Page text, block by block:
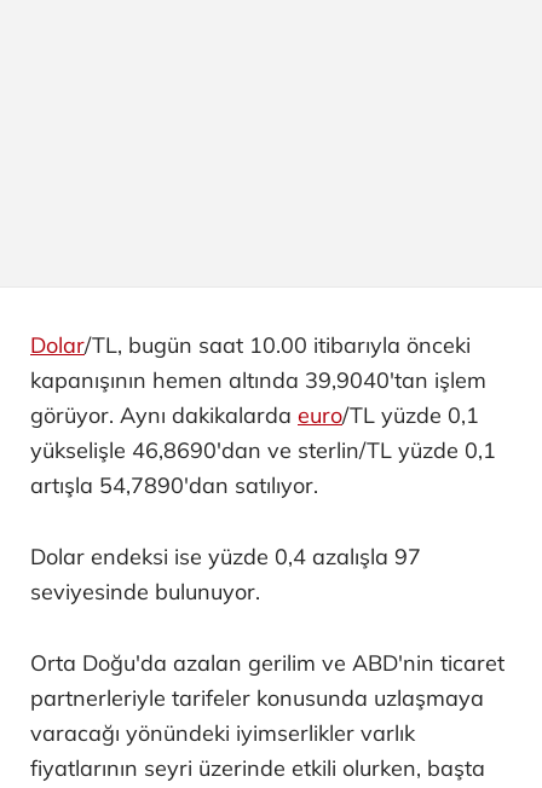
Dolar/TL, bugün saat 10.00 itibarıyla önceki
kapanışının hemen altında 39,9040'tan işlem
görüyor. Aynı dakikalarda euro/TL yüzde 0,1
yükselişle 46,8690'dan ve sterlin/TL yüzde 0,1
artışla 54,7890'dan satılıyor.
Dolar endeksi ise yüzde 0,4 azalışla 97
seviyesinde bulunuyor.
Orta Doğu'da azalan gerilim ve ABD'nin ticaret
partnerleriyle tarifeler konusunda uzlaşmaya
varacağı yönündeki iyimserlikler varlık
fiyatlarının seyri üzerinde etkili olurken, başta